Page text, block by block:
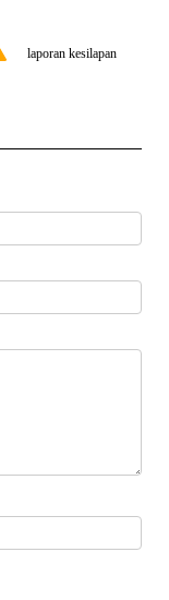
laporan kesilapan